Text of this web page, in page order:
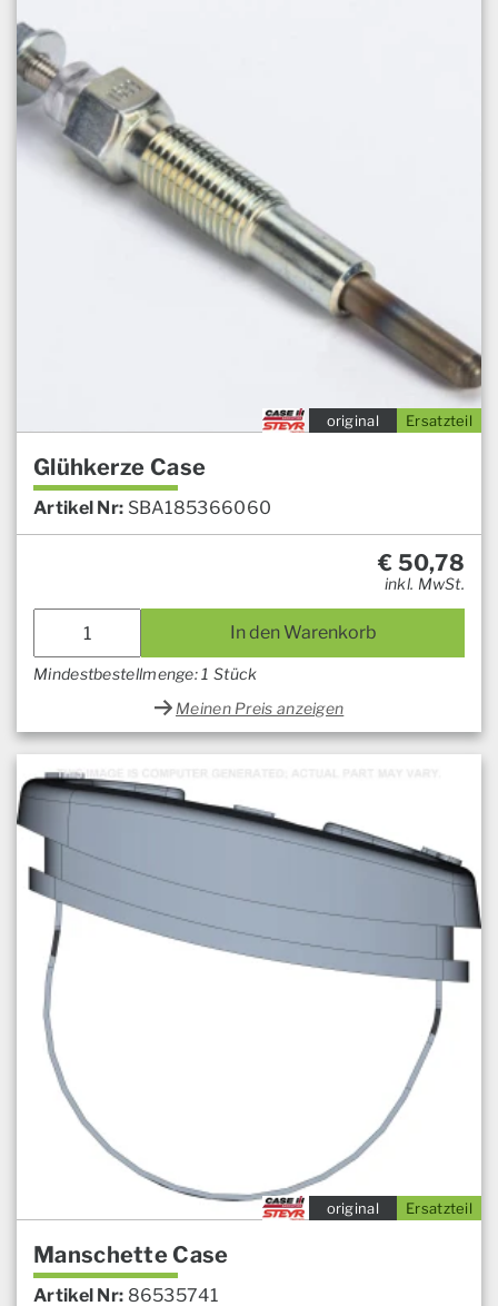
Ersatzteil
original
Glühkerze Case
Artikel Nr: SBA185366060
€ 50,78
inkl. MwSt.
In den Warenkorb
Mindestbestellmenge: 1 Stück
Meinen Preis anzeigen
Ersatzteil
original
Manschette Case
Artikel Nr: 86535741